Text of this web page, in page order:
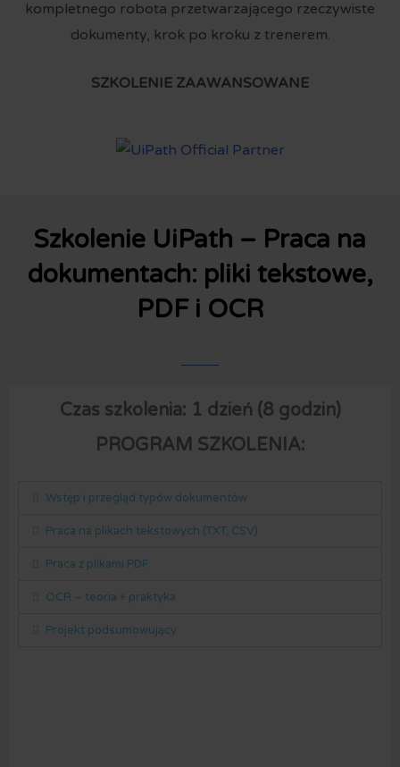
kompletnego robota przetwarzającego rzeczywiste
dokumenty, krok po kroku z trenerem.
SZKOLENIE ZAAWANSOWANE
Szkolenie UiPath – Praca na
dokumentach: pliki tekstowe,
PDF i OCR
Czas szkolenia: 1 dzień (8 godzin)
PROGRAM SZKOLENIA:
Wstęp i przegląd typów dokumentów
Praca na plikach tekstowych (TXT, CSV)
Praca z plikami PDF
OCR – teoria + praktyka
Projekt podsumowujący